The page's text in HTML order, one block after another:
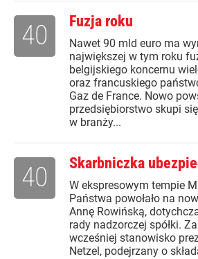
Fuzja roku
Nawet 90 mld euro ma
największej w tym roku
belgijskiego koncernu
oraz francuskiego
Gaz de France. Nowo
przedsiębiorstwo skupi
w branży...
40
Skarbniczka
W ekspresowym tempie
Państwa powołało na
Annę Rowińską,
rady nadzorczej spółki.
wcześniej stanowisko
Netzel, podejrzany o
40